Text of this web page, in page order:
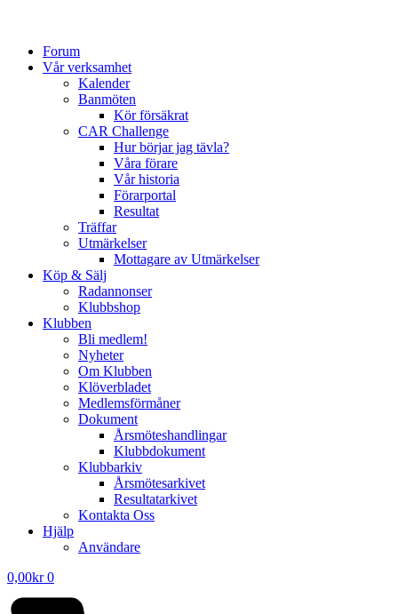
Forum
Vår verksamhet
Kalender
Banmöten
Kör försäkrat
CAR Challenge
Hur börjar jag tävla?
Våra förare
Vår historia
Förarportal
Resultat
Träffar
Utmärkelser
Mottagare av Utmärkelser
Köp & Sälj
Radannonser
Klubbshop
Klubben
Bli medlem!
Nyheter
Om Klubben
Klöverbladet
Medlemsförmåner
Dokument
Årsmöteshandlingar
Klubbdokument
Klubbarkiv
Årsmötesarkivet
Resultatarkivet
Kontakta Oss
Hjälp
Användare
0,00kr 0